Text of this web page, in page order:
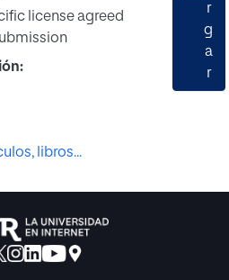
license agreed
r
g
a
r
libros...